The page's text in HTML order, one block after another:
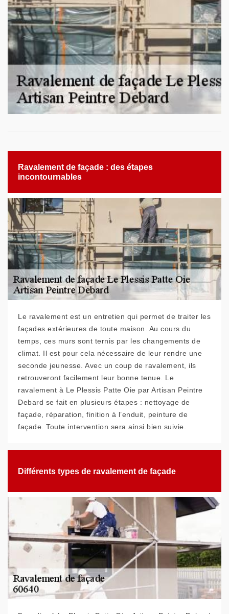
Ravalement de façade : des étapes
incontournables
Le ravalement est un entretien qui permet de traiter les
façades extérieures de toute maison. Au cours du
temps, ces murs sont ternis par les changements de
climat. Il est pour cela nécessaire de leur rendre une
seconde jeunesse. Avec un coup de ravalement, ils
retrouveront facilement leur bonne tenue. Le
ravalement à Le Plessis Patte Oie par Artisan Peintre
Debard se fait en plusieurs étapes : nettoyage de
façade, réparation, finition à l’enduit, peinture de
façade. Toute intervention sera ainsi bien suivie.
Différents types de ravalement de façade